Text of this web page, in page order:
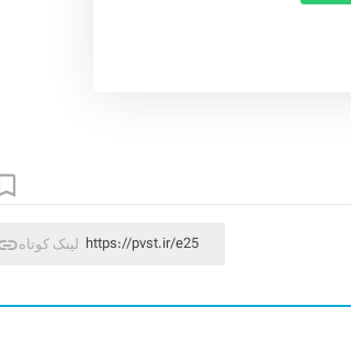
لینک کوتاه https://pvst.ir/e25